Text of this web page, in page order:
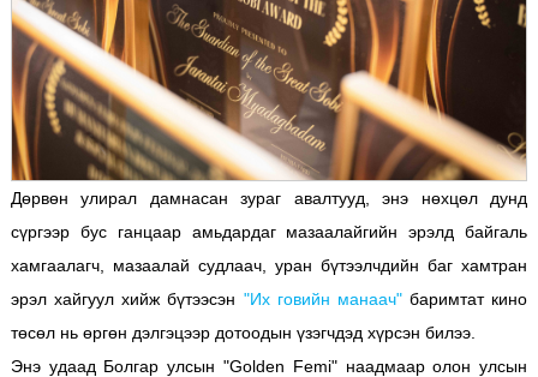
Дөрвөн улирал дамнасан зураг авалтууд, энэ нөхцөл дунд
сүргээр бус ганцаар амьдардаг мазаалайгийн эрэлд байгаль
хамгаалагч, мазаалай судлаач, уран бүтээлчдийн баг хамтран
эрэл хайгуул хийж бүтээсэн "Их говийн манаач" баримтат кино
төсөл нь өргөн дэлгэцээр дотоодын үзэгчдэд хүрсэн билээ.
Энэ удаад Болгар улсын "Golden Femi" наадмаар олон улсын